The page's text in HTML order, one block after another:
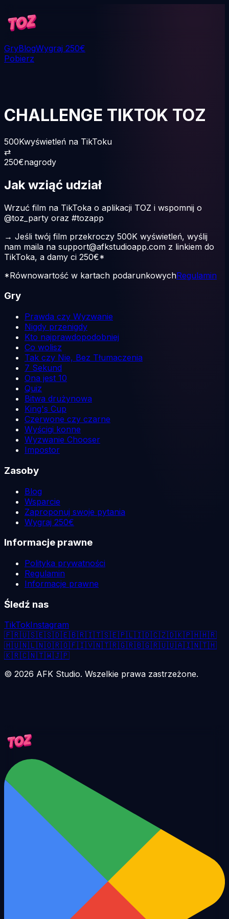
GryBlogWygraj 250€
Pobierz
CHALLENGE TIKTOK TOZ
500Kwyświetleń na TikToku
⇄
250€nagrody
Jak wziąć udział
Wrzuć film na TikToka o aplikacji TOZ i wspomnij o
@toz_party oraz #tozapp
→ Jeśli twój film przekroczy 500K wyświetleń, wyślij
nam maila na support@afkstudioapp.com z linkiem do
TikToka, a damy ci 250€*
*Równowartość w kartach podarunkowychRegulamin
Gry
Prawda czy Wyzwanie
Nigdy przenigdy
Kto najprawdopodobniej
Co wolisz
Tak czy Nie, Bez Tłumaczenia
7 Sekund
Ona jest 10
Quiz
Bitwa drużynowa
King's Cup
Czerwone czy czarne
Wyścigi konne
Wyzwanie Chooser
Impostor
Zasoby
Blog
Wsparcie
Zaproponuj swoje pytania
Wygraj 250€
Informacje prawne
Polityka prywatności
Regulamin
Informacje prawne
Śledź nas
TikTokInstagram
🇫🇷🇺🇸🇪🇸🇩🇪🇧🇷🇮🇹🇸🇪🇵🇱🇮🇩🇨🇿🇩🇰🇵🇭🇭🇷
🇭🇺🇳🇱🇳🇴🇷🇴🇫🇮🇻🇳🇹🇷🇬🇷🇧🇬🇷🇺🇺🇦🇮🇳🇹🇭
🇰🇷🇨🇳🇹🇼🇯🇵
© 2026 AFK Studio. Wszelkie prawa zastrzeżone.